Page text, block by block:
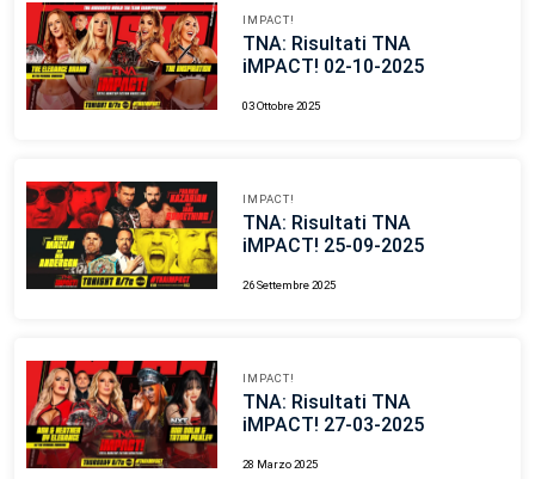
IMPACT!
TNA: Risultati TNA
iMPACT! 02-10-2025
03 Ottobre 2025
IMPACT!
TNA: Risultati TNA
iMPACT! 25-09-2025
26 Settembre 2025
IMPACT!
TNA: Risultati TNA
iMPACT! 27-03-2025
28 Marzo 2025